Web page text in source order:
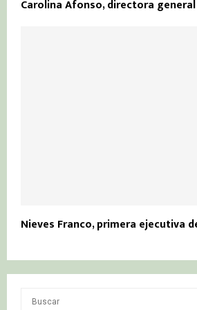
Carolina Afonso, directora
Nieves Franco, primera ejecutiva